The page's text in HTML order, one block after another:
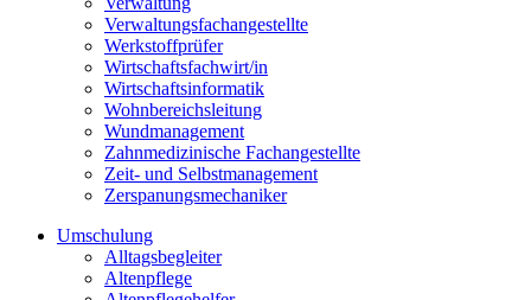
Verwaltungsfachangestellte
Werkstoffprüfer
Wirtschaftsfachwirt/in
Wirtschaftsinformatik
Wohnbereichsleitung
Wundmanagement
Zahnmedizinische Fachangestellte
Zeit- und Selbstmanagement
Zerspanungsmechaniker
Umschulung
Alltagsbegleiter
Altenpflege